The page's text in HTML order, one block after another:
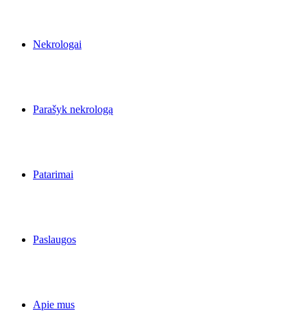
Nekrologai
Parašyk nekrologą
Patarimai
Paslaugos
Apie mus